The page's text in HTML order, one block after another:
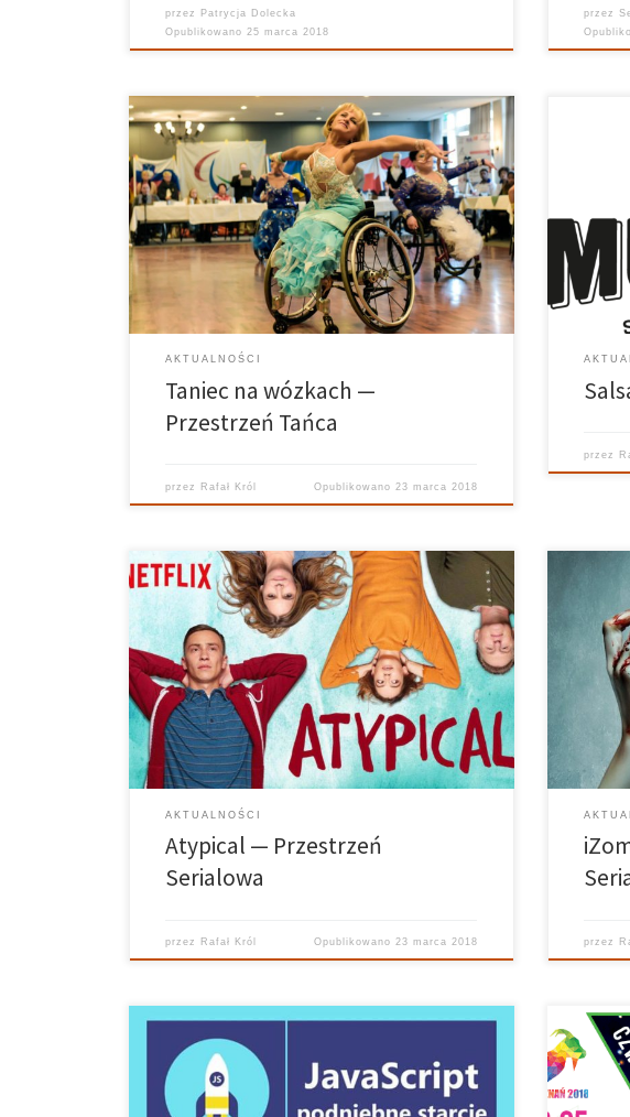
przez Patrycja Dolecka
Opublikowano 25 marca 2018
przez
foto: Jacek Reda Przestrzeń Tańca —26.10.2017
Prowadzi: Rafał Król Realizuje: Ania Bielec Grafika:
Kuba Siedlecki Tym razem w „Przestrzeni Tańca”
Radia Meteor Rafał Król opowiedział o tańcu
towarzyskim na wózkach. Taniec na wózkach jest
jedną z form rehabilitacji, ale też zabawy […]
AKTUALNOŚCI
Taniec na wózkach —
Przestrzeń Tańca
przez Rafał Król Opublikowano 23 marca 2018
przez
Przestrzeń Serialowa – 23.10.2017 Prowadzi: Rafał
Król Realizuje: Ania Bielec Grafika: Kuba Siedlecki
Atypical w zestawieniu najlepszych seriali Netflixa
zajmuje 16 pozycję (pierwsze jest House of Cards).
Wiecie co oznacza tytuł? Nie? To już tłumaczę! Autyzm
atypowy to całościowe zaburzenie […]
AKTUALNOŚCI
Atypical — Przestrzeń
Serialowa
przez Rafał Król Opublikowano 23 marca 2018
Król
przez
Tak zatytułowane było spotkanie koła naukowego
Put.Dot.Net, dotyczące podstaw programowania w
Krzysztof